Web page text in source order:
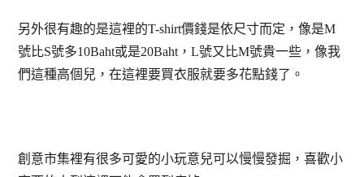
另外很有趣的是這裡的T-shirt價錢是依尺寸而定，像是M
號比S號多10Baht或是20Baht，L號又比M號貴一些，像我
們這種高個兒，在這裡要買衣服就要多花點錢了。
創意市集裡有很多可愛的小玩意兒可以慢慢發掘，喜歡小